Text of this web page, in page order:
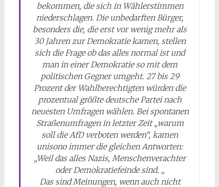
bekommen, die sich in Wählerstimmen
niederschlagen. Die unbedarften Bürger,
besonders die, die erst vor wenig mehr als
30 Jahren zur Demokratie kamen, stellen
sich die Frage ob das alles normal ist und
man in einer Demokratie so mit dem
politischen Gegner umgeht. 27 bis 29
Prozent der Wahlberechtigten würden die
prozentual größte deutsche Partei nach
neuesten Umfragen wählen. Bei spontanen
Straßenumfragen in letzter Zeit „warum
soll die AfD verboten werden“, kamen
unisono immer die gleichen Antworten:
„Weil das alles Nazis, Menschenverachter
oder Demokratiefeinde sind. „
Das sind Meinungen, wenn auch nicht